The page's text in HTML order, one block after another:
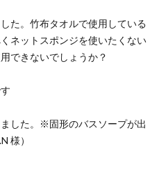
た。竹布タオルで使用している
ネットスポンジを使いたくない
できないでしょうか？
した。※固形のバスソープが出
様）